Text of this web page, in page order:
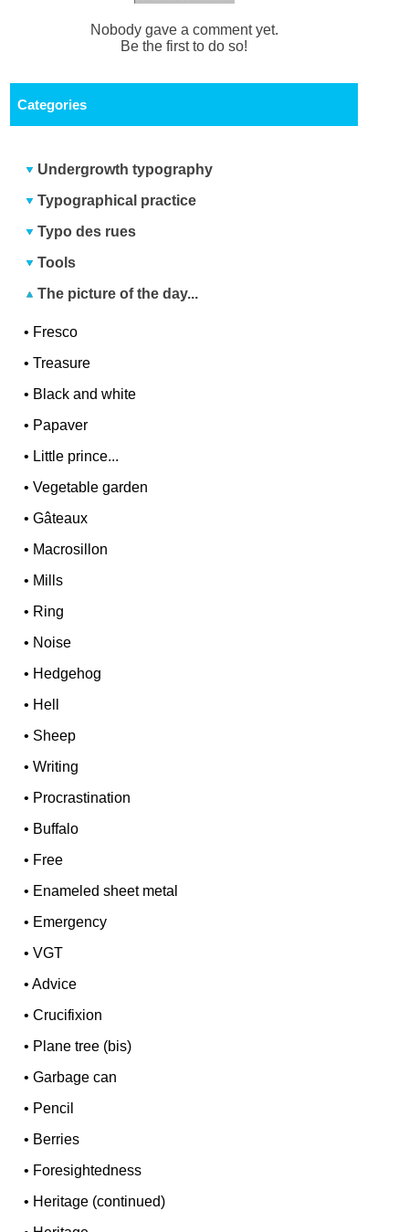
Nobody gave a comment yet.
Be the first to do so!
Categories
Undergrowth typography
Typographical practice
Typo des rues
Tools
The picture of the day...
• Fresco
•Treasure
• Black and white
• Papaver
• Little prince...
•Vegetable garden
•Gâteaux
• Macrosillon
• Mills
• Ring
• Noise
• Hedgehog
• Hell
• Sheep
•Writing
• Procrastination
• Buffalo
• Free
• Enameled sheet metal
• Emergency
•VGT
•Advice
•Crucifixion
• Plane tree (bis)
•Garbage can
• Pencil
• Berries
• Foresightedness
• Heritage (continued)